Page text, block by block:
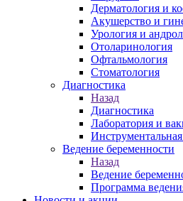
Дерматология и
Акушерство и
Урология и
Отоларинология
Офтальмология
Стоматология
Диагностика
Назад
Диагностика
Лаборатория и
Ведение беременности
Назад
Ведение
Программа